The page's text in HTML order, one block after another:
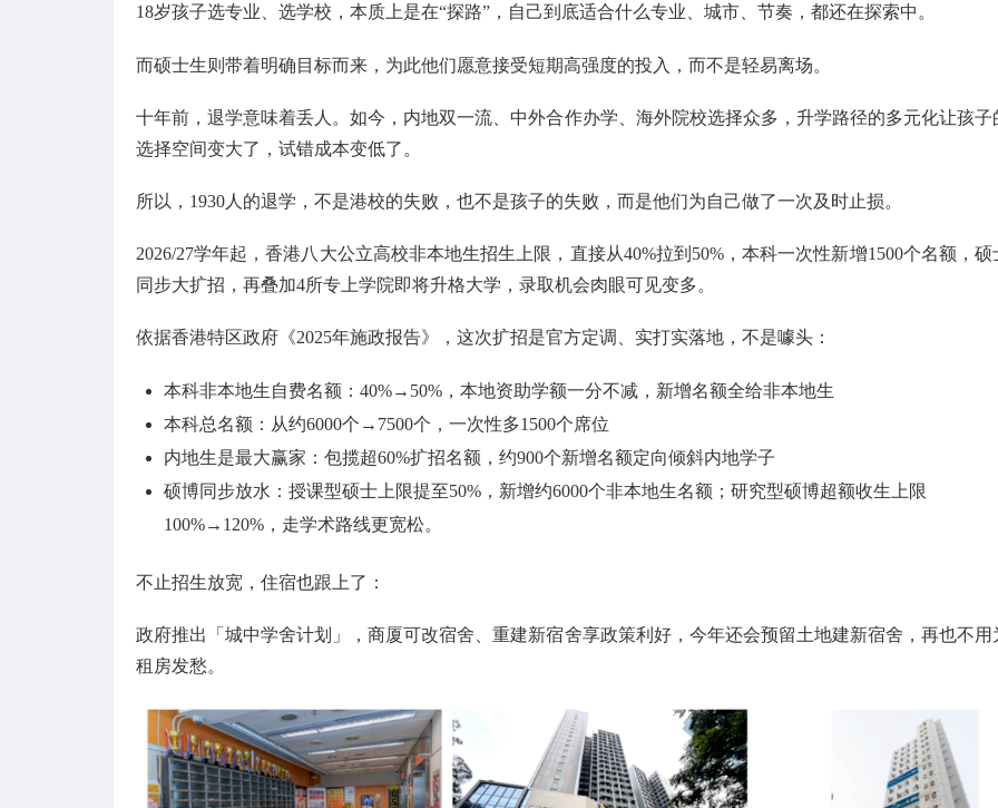
18岁孩子选专业、选学校，本质上是在“探路”，自己到底适合什么专业、城市、节奏，都还在探索中。
而硕士生则带着明确目标而来，为此他们愿意接受短期高强度的投入，而不是轻易离场。
十年前，退学意味着丢人。如今，内地双一流、中外合作办学、海外院校选择众多，升学路径的多元化让孩子
选择空间变大了，试错成本变低了。
所以，1930人的退学，不是港校的失败，也不是孩子的失败，而是他们为自己做了一次及时止损。
2026/27学年起，香港八大公立高校非本地生招生上限，直接从40%拉到50%，本科一次性新增1500个名额，硕
同步大扩招，再叠加4所专上学院即将升格大学，录取机会肉眼可见变多。
依据香港特区政府《2025年施政报告》，这次扩招是官方定调、实打实落地，不是噱头：
本科非本地生自费名额：40%→50%，本地资助学额一分不减，新增名额全给非本地生
本科总名额：从约6000个→7500个，一次性多1500个席位
内地生是最大赢家：包揽超60%扩招名额，约900个新增名额定向倾斜内地学子
硕博同步放水：授课型硕士上限提至50%，新增约6000个非本地生名额；研究型硕博超额收生上限
100%→120%，走学术路线更宽松。
不止招生放宽，住宿也跟上了：
政府推出「城中学舍计划」，商厦可改宿舍、重建新宿舍享政策利好，今年还会预留土地建新宿舍，再也不用
租房发愁。